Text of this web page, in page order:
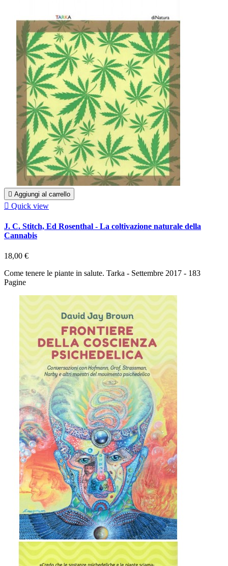
 Aggiungi al carrello
 Quick view
J. C. Stitch, Ed Rosenthal - La coltivazione naturale della
Cannabis
18,00 €
Come tenere le piante in salute. Tarka - Settembre 2017 - 183
Pagine